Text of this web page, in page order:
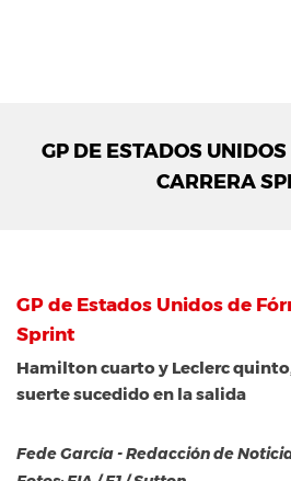
GP DE ESTADOS UNIDOS
CARRERA
GP de Estados Unidos de
Sprint
Hamilton cuarto y Leclerc
suerte sucedido en la salida
Fede García - Redacción de